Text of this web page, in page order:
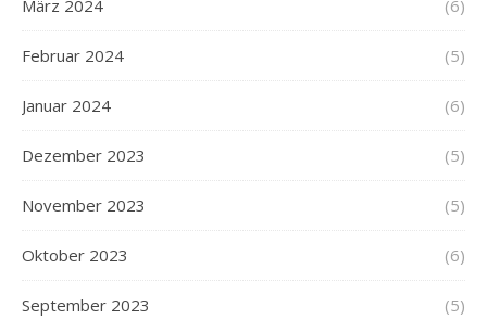
März 2024 (6)
Februar 2024 (5)
Januar 2024 (6)
Dezember 2023 (5)
November 2023 (5)
Oktober 2023 (6)
September 2023 (5)